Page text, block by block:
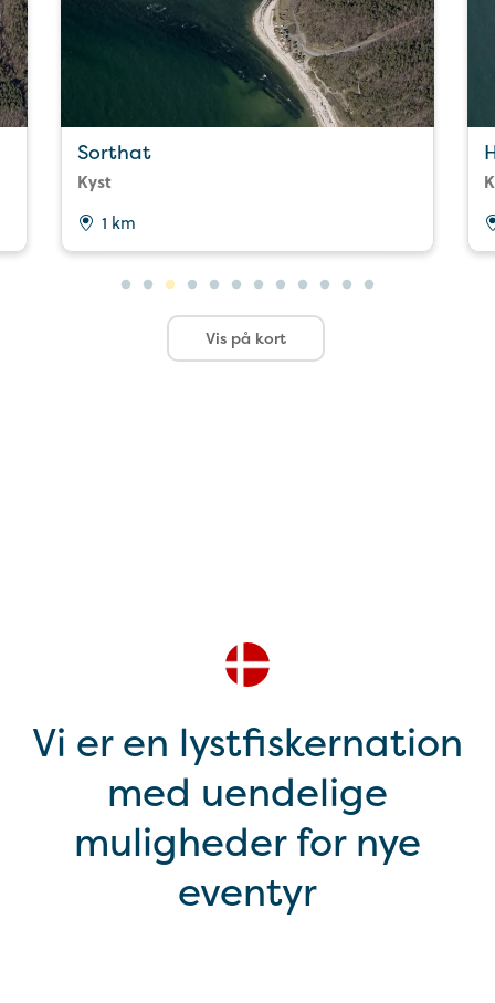
Sorthat
Kyst
1 km
Vis på kort
Vi er en lystfiskernation
med uendelige
muligheder for nye
eventyr